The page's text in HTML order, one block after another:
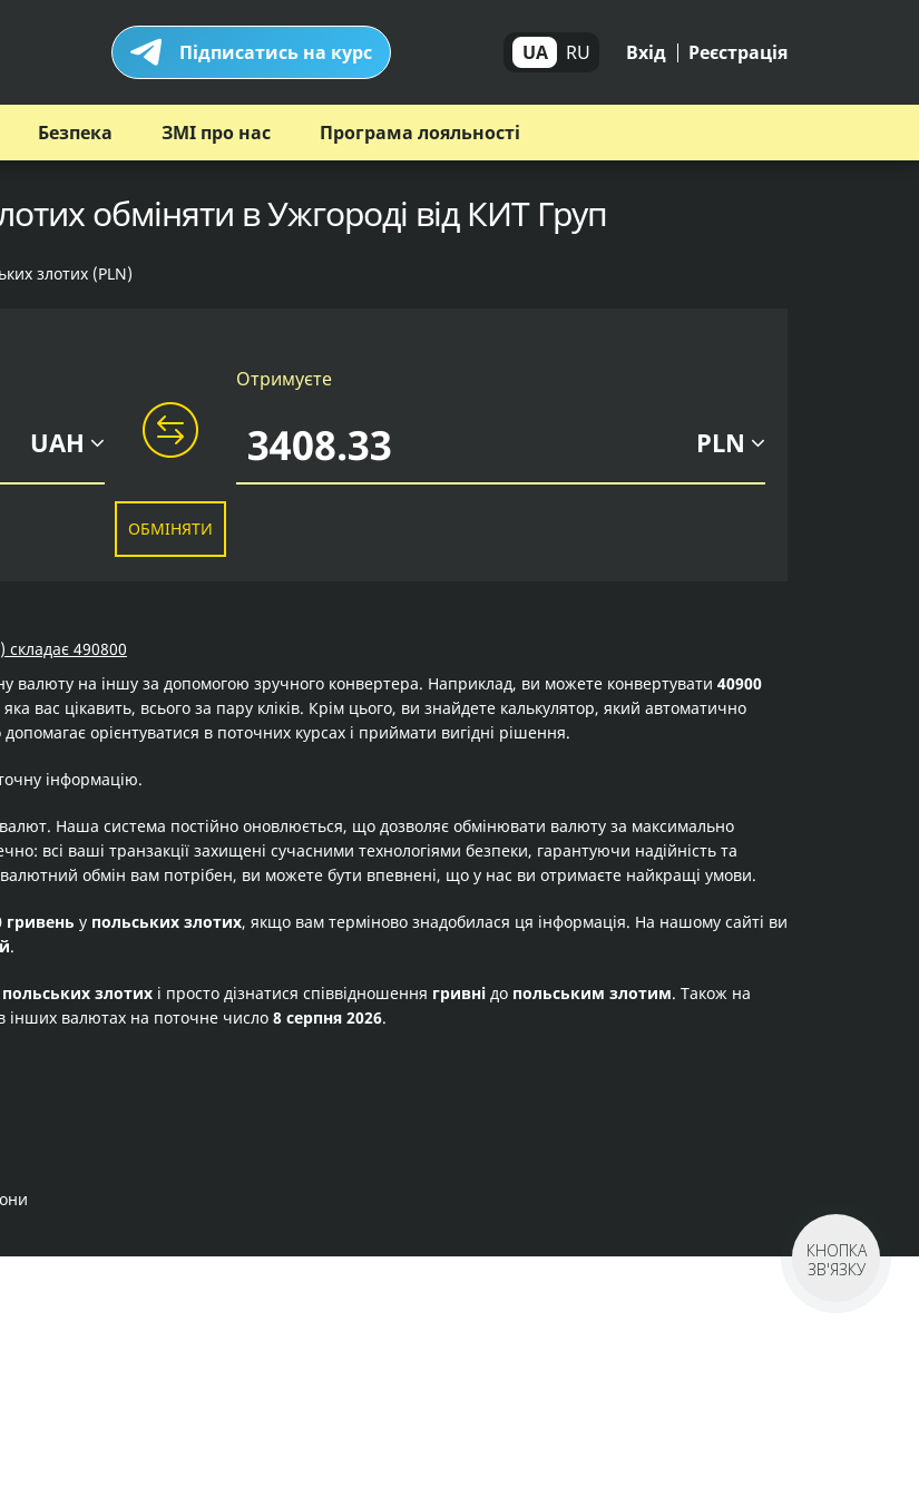
Підписатись на курс UA RU Вхід Реєстрація
Безпека ЗМІ про нас Програма лояльності
обміняти в Ужгороді від КИТ Груп
злотих (PLN)
UAH
Отримуєте
PLN
ОБМІНЯТИ
складає 490800
валюту на іншу за допомогою зручного конвертера. Наприклад, ви можете конвертувати 40900
вас цікавить, всього за пару кліків. Крім цього, ви знайдете калькулятор, який автоматично
орієнтуватися в поточних курсах і приймати вигідні рішення.
інформацію.
Наша система постійно оновлюється, що дозволяє обмінювати валюту за максимально
всі ваші транзакції захищені сучасними технологіями безпеки, гарантуючи надійність та
обмін вам потрібен, ви можете бути впевнені, що у нас ви отримаєте найкращі умови.
гривень у польських злотих, якщо вам терміново знадобилася ця інформація. На нашому сайті ви
.
польських злотих і просто дізнатися співвідношення гривні до польським злотим. Також на
інших валютах на поточне число 8 серпня 2026.
КНОПКА
ЗВ'ЯЗКУ